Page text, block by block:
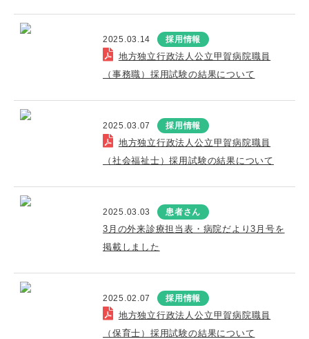
2025.03.14 採用情報
地方独立行政法人公立甲賀病院職員
（事務職）採用試験の結果について
2025.03.07 採用情報
地方独立行政法人公立甲賀病院職員
（社会福祉士）採用試験の結果について
2025.03.03 患者さん
3月の外来診療担当表・病院だより3月号を
掲載しました
2025.02.07 採用情報
地方独立行政法人公立甲賀病院職員
（保育士）採用試験の結果について